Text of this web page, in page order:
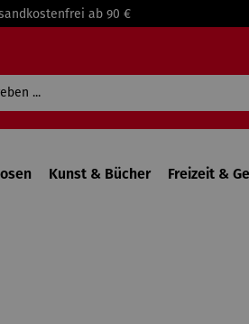
ab 90 €
Kunst & Bücher Freizeit &